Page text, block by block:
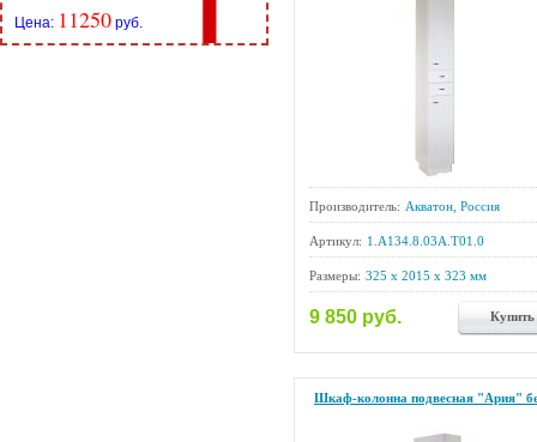
Цена: 11250 руб.
Производитель: Акватон, Россия
Артикул: 1.A134.8.03A.T01.0
Размеры: 325 x 2015 x 323 мм
9 850 руб. Купить
Шкаф-колонна подвесная "Ария"